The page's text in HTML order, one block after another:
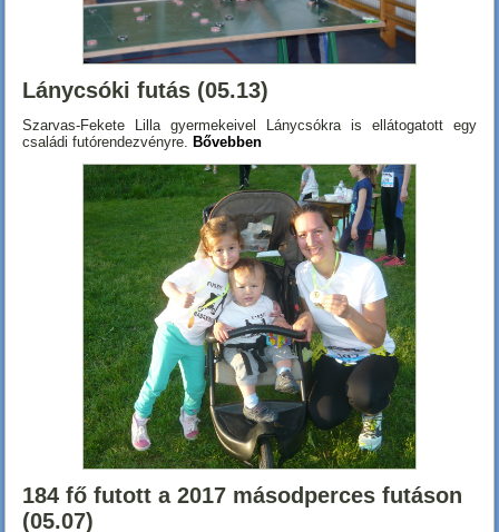
Lánycsóki futás (05.13)
Szarvas-Fekete Lilla gyermekeivel Lánycsókra is ellátogatott egy
családi futórendezvényre. Bővebben
184 fő futott a 2017 másodperces futáson
(05.07)